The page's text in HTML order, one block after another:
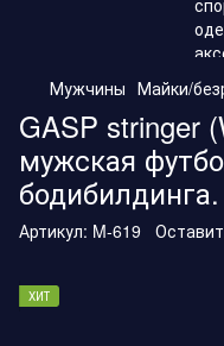
Мужчины Майки/
GASP stringer
мужская
бодибилдинга.
Артикул: M-619
ХИТ